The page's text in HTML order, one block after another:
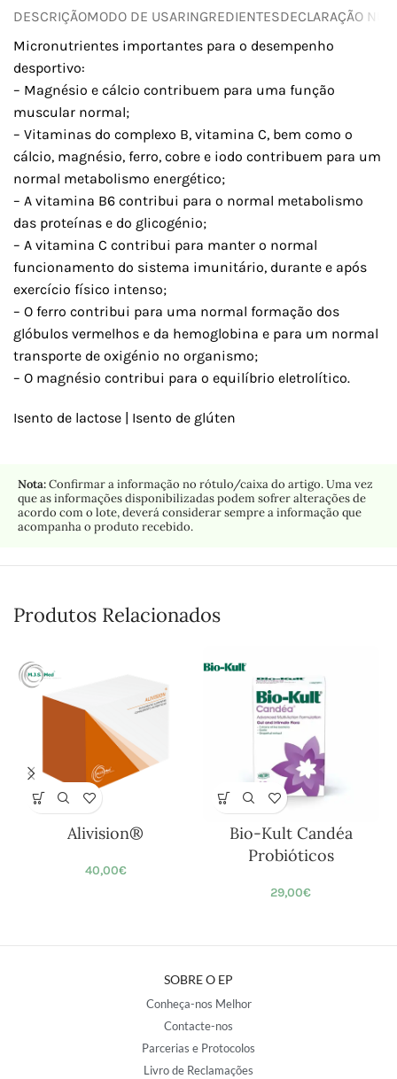
DESCRIÇÃOMODO DE USARINGREDIENTESDECLARAÇÃO
Micronutrientes importantes para o desempenho
desportivo:
– Magnésio e cálcio contribuem para uma função
muscular normal;
– Vitaminas do complexo B, vitamina C, bem como o
cálcio, magnésio, ferro, cobre e iodo contribuem para um
normal metabolismo energético;
– A vitamina B6 contribui para o normal metabolismo
das proteínas e do glicogénio;
– A vitamina C contribui para manter o normal
funcionamento do sistema imunitário, durante e após
exercício físico intenso;
– O ferro contribui para uma normal formação dos
glóbulos vermelhos e da hemoglobina e para um normal
transporte de oxigénio no organismo;
– O magnésio contribui para o equilíbrio eletrolítico.
Isento de lactose | Isento de glúten
Nota:Confirmar a informação no rótulo/caixa do artigo. Uma vez
que as informações disponibilizadas podem sofrer alterações de
acordo com o lote, deverá considerar sempre a informação que
acompanha o produto recebido.
Produtos Relacionados
Alivision®
40,00€
Bio-Kult Candéa
Probióticos
29,00€
SOBRE O EP
Conheça-nos Melhor
Contacte-nos
Parcerias e Protocolos
Livro de Reclamações